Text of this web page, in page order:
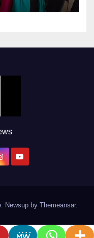
Newsup by Themeansar.